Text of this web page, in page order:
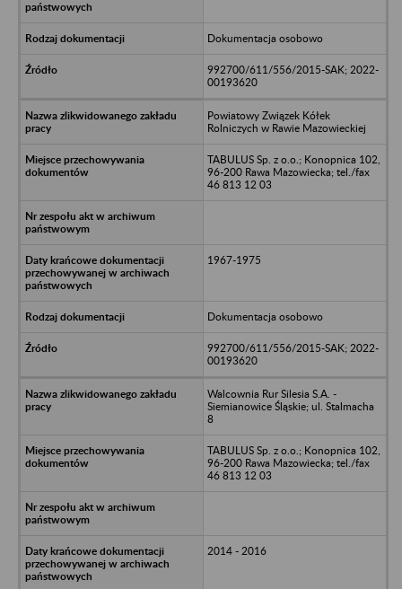
Dokumentacja osobowo
992700/611/556/2015-SAK; 2022-
00193620
Powiatowy Związek Kółek
Rolniczych w Rawie Mazowieckiej
TABULUS Sp. z o.o.; Konopnica 102,
96-200 Rawa Mazowiecka; tel./fax
46 813 12 03
1967-1975
Dokumentacja osobowo
992700/611/556/2015-SAK; 2022-
00193620
Walcownia Rur Silesia S.A. -
Siemianowice Śląskie; ul. Stalmacha
8
TABULUS Sp. z o.o.; Konopnica 102,
96-200 Rawa Mazowiecka; tel./fax
46 813 12 03
2014 - 2016